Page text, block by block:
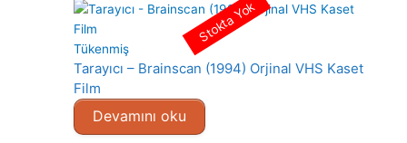
Tükenmiş
Tarayıcı – Brainscan (1994) Orjinal VHS Kaset
Film
Devamını oku
Stokta Yok